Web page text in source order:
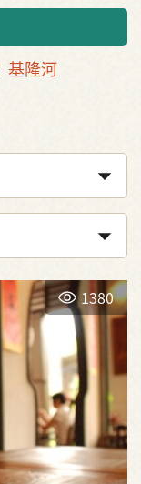
基隆河
1380